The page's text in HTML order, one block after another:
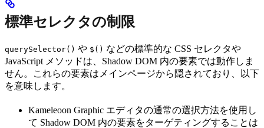
標準セレクタの制限
querySelector() や $() などの標準的な CSS セレクタや
JavaScript メソッドは、Shadow DOM 内の要素では動作しま
せん。これらの要素はメインページから隠されており、以下
を意味します。
Kameleoon Graphic エディタの通常の選択方法を使用し
て Shadow DOM 内の要素をターゲティングすることは